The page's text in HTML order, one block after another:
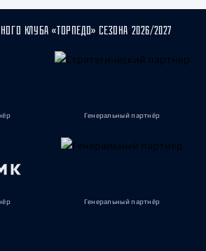
КЛУБА «ТОРПЕДО» СЕЗОНА 2026/2027
Генеральный партнёр
Генеральный партнёр